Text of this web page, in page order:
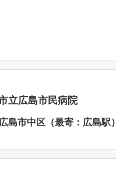
立広島市民病院
島市中区（最寄：広島駅